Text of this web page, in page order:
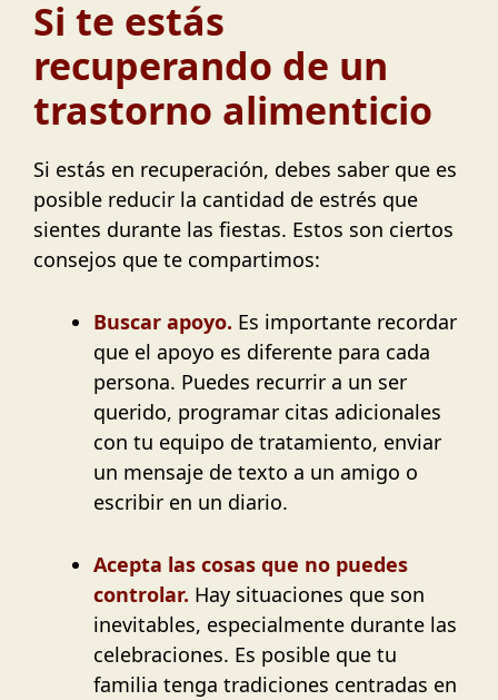
Si te estás
recuperando de un
trastorno alimenticio
Si estás en recuperación, debes saber que es
posible reducir la cantidad de estrés que
sientes durante las fiestas. Estos son ciertos
consejos que te compartimos:
Buscar apoyo. Es importante recordar
que el apoyo es diferente para cada
persona. Puedes recurrir a un ser
querido, programar citas adicionales
con tu equipo de tratamiento, enviar
un mensaje de texto a un amigo o
escribir en un diario.
Acepta las cosas que no puedes
controlar. Hay situaciones que son
inevitables, especialmente durante las
celebraciones. Es posible que tu
familia tenga tradiciones centradas en